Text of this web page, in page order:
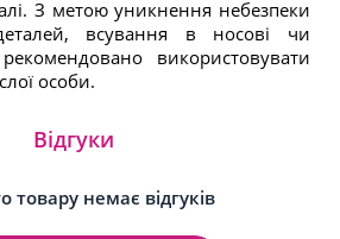
З метою уникнення небезпеки
всування в носові чи
використовувати
особи.
Відгуки
товару немає відгуків